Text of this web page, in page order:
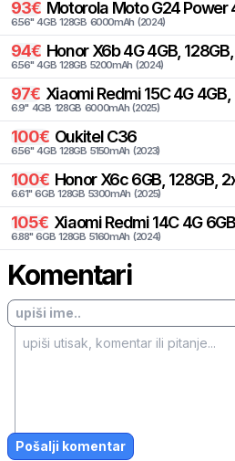
93€ Motorola Moto G24 Power
6.56" 4GB 128GB 6000mAh (2024)
94€ Honor X6b 4G 4GB,
6.56" 4GB 128GB 5200mAh (2024)
97€ Xiaomi Redmi 15C 4G
6.9" 4GB 128GB 6000mAh (2025)
100€ Oukitel C36
6.56" 4GB 128GB 5150mAh (2023)
100€ Honor X6c 6GB, 128GB,
6.61" 6GB 128GB 5300mAh (2025)
105€ Xiaomi Redmi 14C 4G
6.88" 6GB 128GB 5160mAh (2024)
Komentari
Pošalji komentar